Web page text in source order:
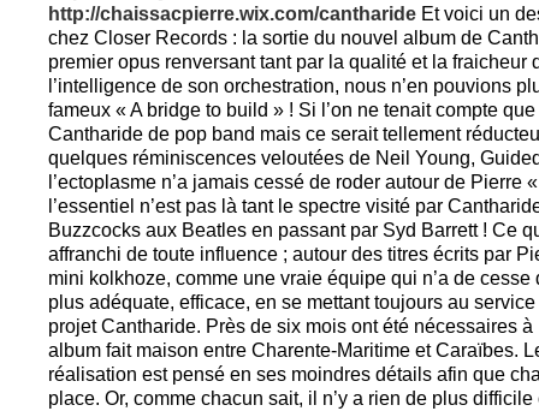
http://chaissacpierre.wix.com/cantharide Et voici un
chez Closer Records : la sortie du nouvel album de
premier opus renversant tant par la qualité et la fraicheur
l’intelligence de son orchestration, nous n’en pouvions
fameux « A bridge to build » ! Si l’on ne tenait compte
Cantharide de pop band mais ce serait tellement
quelques réminiscences veloutées de Neil Young,
l’ectoplasme n’a jamais cessé de roder autour de Pierre
l’essentiel n’est pas là tant le spectre visité par
Buzzcocks aux Beatles en passant par Syd Barrett ! Ce
affranchi de toute influence ; autour des titres écrits par
mini kolkhoze, comme une vraie équipe qui n’a de
plus adéquate, efficace, en se mettant toujours au
projet Cantharide. Près de six mois ont été nécessaires
album fait maison entre Charente-Maritime et Caraïbes.
réalisation est pensé en ses moindres détails afin que
place. Or, comme chacun sait, il n’y a rien de plus